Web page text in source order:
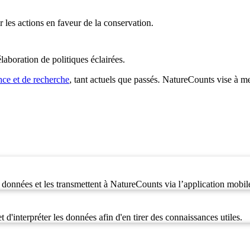
actions en faveur de la conservation.
de politiques éclairées.
et de recherche, tant actuels que passés. NatureCounts vise à
et les transmettent à NatureCounts via l’application
les données afin d'en tirer des connaissances utiles.